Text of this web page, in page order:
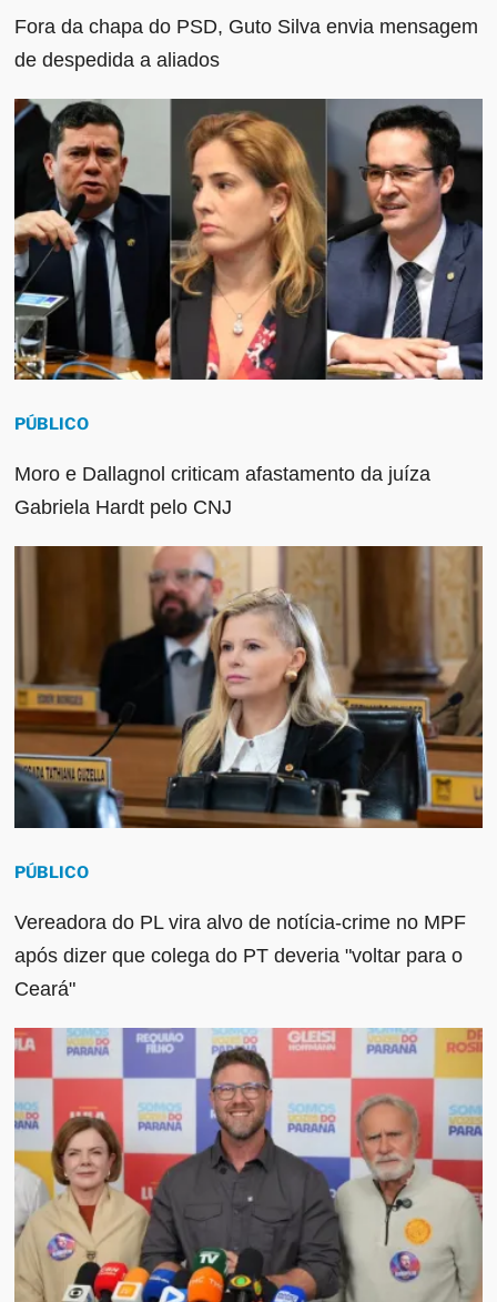
Fora da chapa do PSD, Guto Silva envia mensagem
de despedida a aliados
PÚBLICO
Moro e Dallagnol criticam afastamento da juíza
Gabriela Hardt pelo CNJ
PÚBLICO
Vereadora do PL vira alvo de notícia-crime no MPF
após dizer que colega do PT deveria "voltar para o
Ceará"